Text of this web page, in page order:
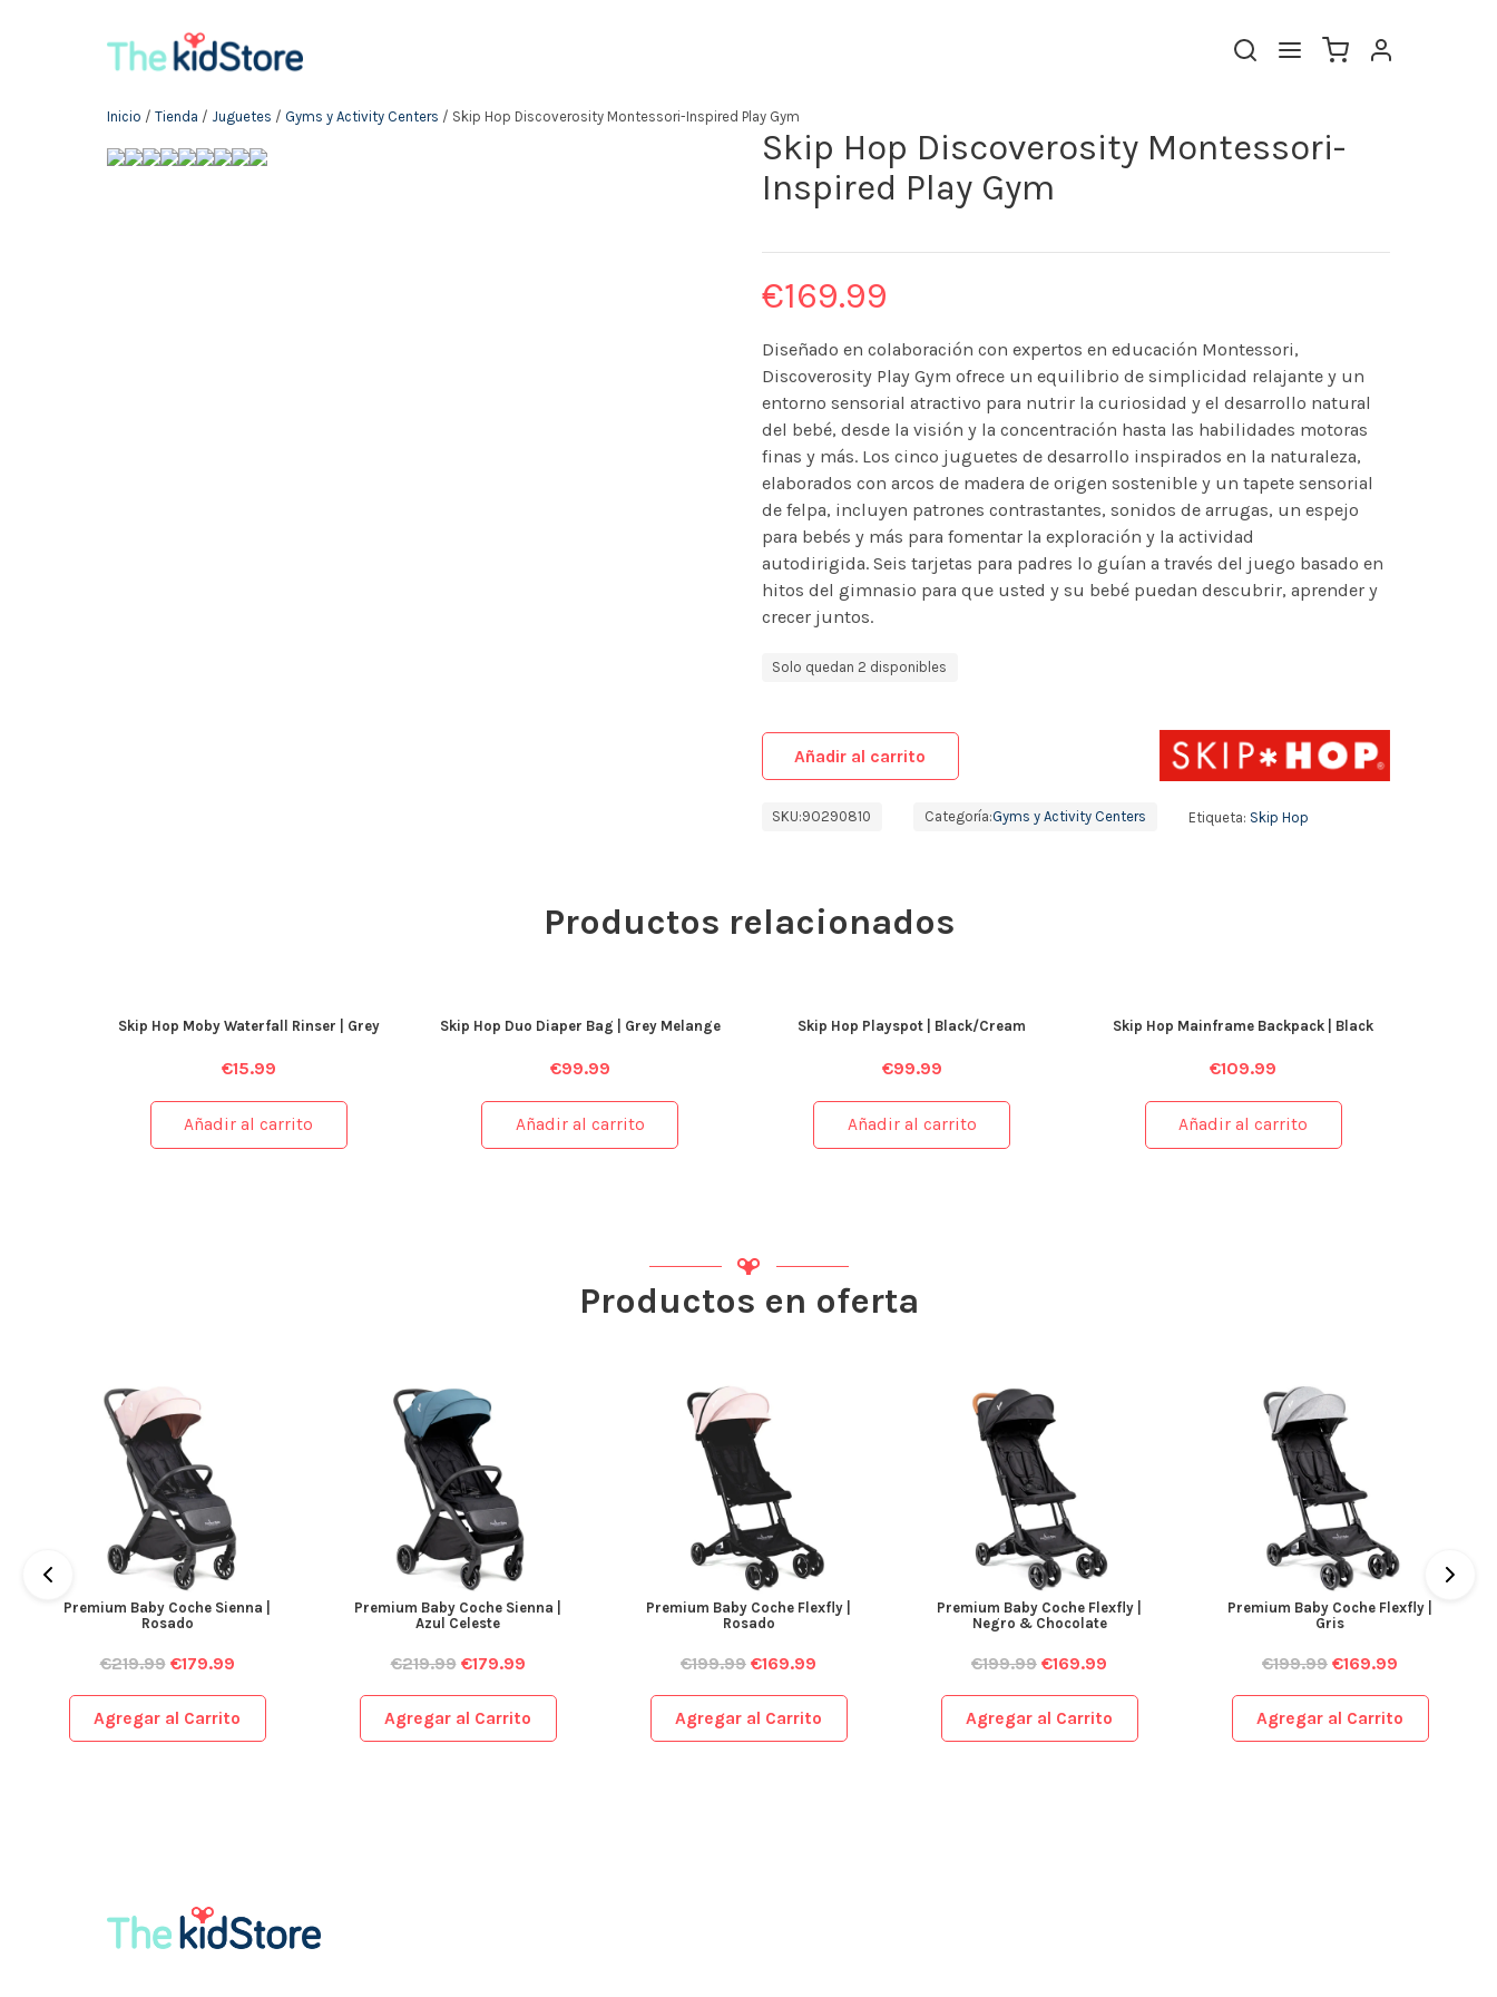
Inicio / Tienda / Juguetes / Gyms y Activity Centers / Skip Hop Discoverosity Montessori-Inspired Play Gym
Skip Hop Discoverosity Montessori-
Inspired Play Gym
€169.99
Diseñado en colaboración con expertos en educación Montessori,
Discoverosity Play Gym ofrece un equilibrio de simplicidad relajante y un
entorno sensorial atractivo para nutrir la curiosidad y el desarrollo natural
del bebé, desde la visión y la concentración hasta las habilidades motoras
finas y más. Los cinco juguetes de desarrollo inspirados en la naturaleza,
elaborados con arcos de madera de origen sostenible y un tapete sensorial
de felpa, incluyen patrones contrastantes, sonidos de arrugas, un espejo
para bebés y más para fomentar la exploración y la actividad
autodirigida. Seis tarjetas para padres lo guían a través del juego basado en
hitos del gimnasio para que usted y su bebé puedan descubrir, aprender y
crecer juntos.
Solo quedan 2 disponibles
Añadir al carrito
SKU:9O290810 Categoría:Gyms y Activity Centers Etiqueta: Skip Hop
Productos relacionados
Skip Hop Moby Waterfall Rinser | Grey
€15.99
Añadir al carrito
Skip Hop Duo Diaper Bag | Grey Melange
€99.99
Añadir al carrito
Skip Hop Playspot | Black/Cream
€99.99
Añadir al carrito
Skip Hop Mainframe Backpack | Black
€109.99
Añadir al carrito
Productos en oferta
Premium Baby Coche Sienna |
Rosado
€219.99 €179.99
Agregar al Carrito
Premium Baby Coche Sienna |
Azul Celeste
€219.99 €179.99
Agregar al Carrito
Premium Baby Coche Flexfly |
Rosado
€199.99 €169.99
Agregar al Carrito
Premium Baby Coche Flexfly |
Negro & Chocolate
€199.99 €169.99
Agregar al Carrito
Premium Baby Coche Flexfly |
Gris
€199.99 €169.99
Agregar al Carrito